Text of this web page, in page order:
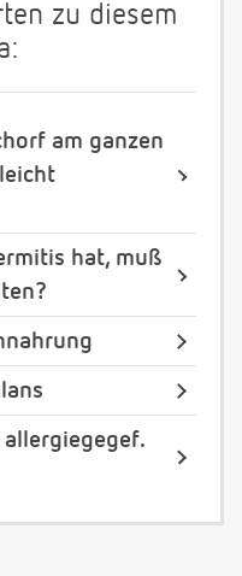
zu diesem
am ganzen
hat, muß